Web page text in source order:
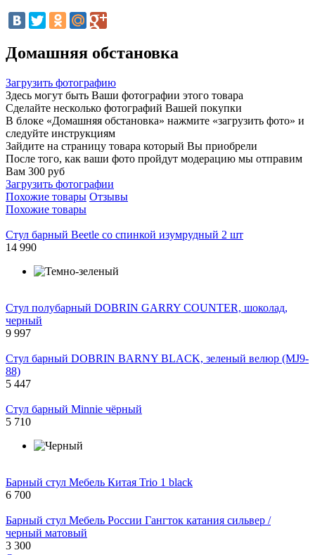
Домашняя обстановка
Загрузить фотографию
Здесь могут быть Ваши фотографии этого товара
Сделайте несколько фотографий Вашей покупки
В блоке «Домашняя обстановка» нажмите «загрузить фото» и
следуйте инструкциям
Зайдите на страницу товара который Вы приобрели
После того, как ваши фото пройдут модерацию мы отправим
Вам 300 руб
Загрузить фотографии
Похожие товары Отзывы
Похожие товары
Стул барный Beetle со спинкой изумрудный 2 шт
14 990
Стул полубарный DOBRIN GARRY COUNTER, шоколад,
черный
9 997
Стул барный DOBRIN BARNY BLACK, зеленый велюр (MJ9-
88)
5 447
Стул барный Minnie чёрный
5 710
Барный стул Мебель Китая Trio 1 black
6 700
Барный стул Мебель России Гангток катания сильвер /
черный матовый
3 300